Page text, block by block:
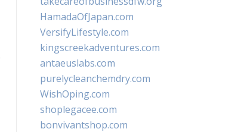
HamadaOfJapan.com
VersifyLifestyle.com
kingscreekadventures.com
antaeuslabs.com
purelycleanchemdry.com
WishOping.com
shoplegacee.com
bonvivantshop.com